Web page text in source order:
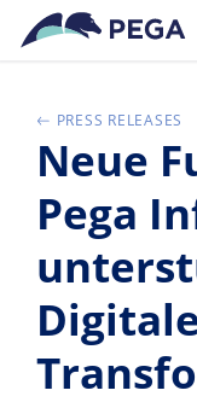
Pular para o
PRESS RELEASES
Neue
Pega